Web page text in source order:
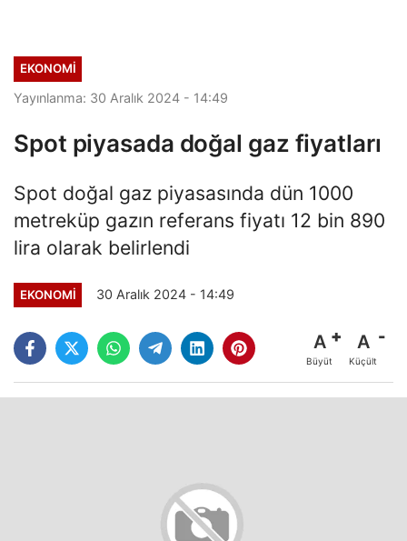
EKONOMI
Yayınlanma: 30 Aralık 2024 - 14:49
Spot piyasada doğal gaz fiyatları
Spot doğal gaz piyasasında dün 1000
metreküp gazın referans fiyatı 12 bin 890
lira olarak belirlendi
EKONOMI 30 Aralık 2024 - 14:49
A
Büyüt
A
Küçült